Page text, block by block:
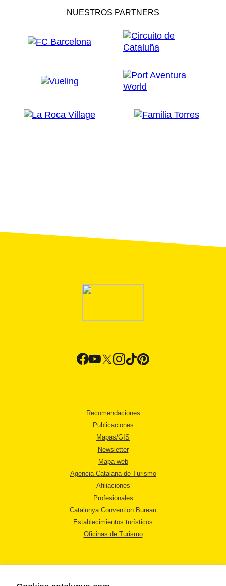
NUESTROS PARTNERS
Recomendaciones
Publicaciones
Mapas/GIS
Newsletter
Mapa web
Agencia Catalana de Turismo
Afiliaciones
Profesionales
Catalunya Convention Bureau
Establecimientos turísticos
Oficinas de Turismo